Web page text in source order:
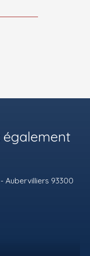
également